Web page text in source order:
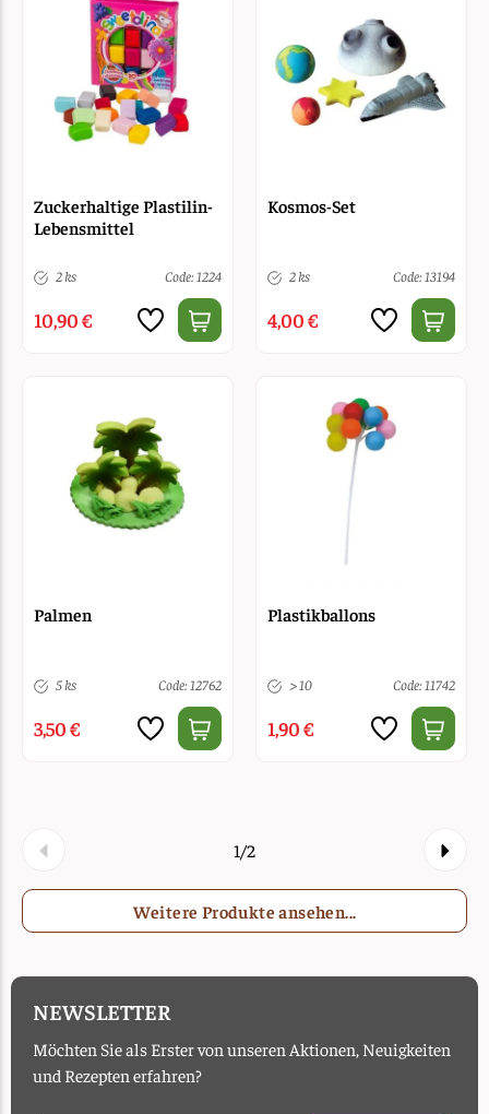
Zuckerhaltige Plastilin-
Lebensmittel
2 ks Code: 1224
10,90 €
Kosmos-Set
2 ks Code: 13194
4,00 €
Palmen
5 ks Code: 12762
3,50 €
Plastikballons
> 10 Code: 11742
1,90 €
1/2
Weitere Produkte ansehen...
NEWSLETTER
Möchten Sie als Erster von unseren Aktionen, Neuigkeiten
und Rezepten erfahren?